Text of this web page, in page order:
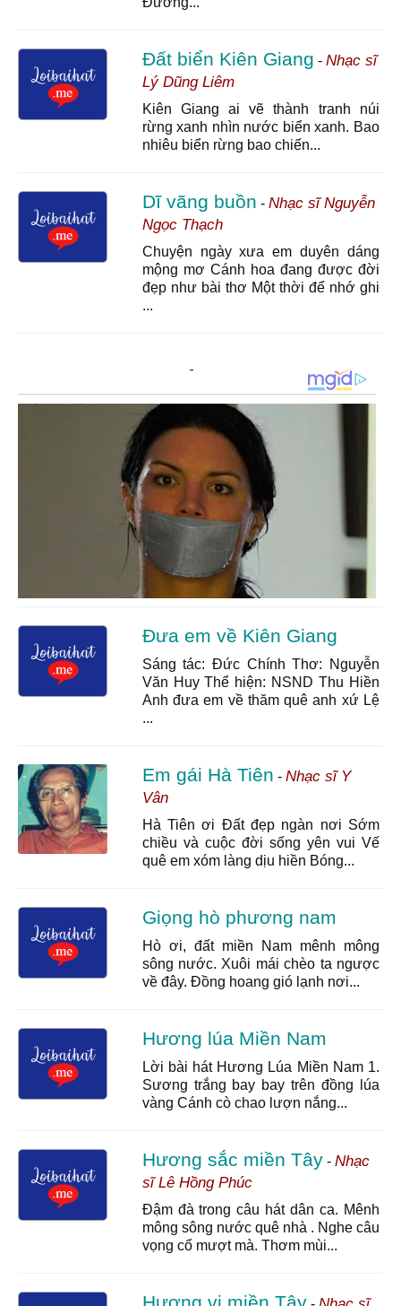
Đất biển Kiên Giang - Nhạc sĩ
Lý Dũng Liêm
Kiên Giang ai vẽ thành tranh núi
rừng xanh nhìn nước biển xanh. Bao
nhiêu biển rừng bao chiến...
Dĩ vãng buồn - Nhạc sĩ Nguyễn
Ngọc Thạch
Chuyện ngày xưa em duyên dáng
mộng mơ Cánh hoa đang được đời
đẹp như bài thơ Một thời để nhớ ghi
...
Đưa em về Kiên Giang
Sáng tác: Đức Chính Thơ: Nguyễn
Văn Huy Thể hiện: NSND Thu Hiền
Anh đưa em về thăm quê anh xứ Lệ
...
Em gái Hà Tiên - Nhạc sĩ Y
Vân
Hà Tiên ơi Đất đẹp ngàn nơi Sớm
chiều và cuộc đời sống yên vui Vế
quê em xóm làng dịu hiền Bóng...
Giọng hò phương nam
Hò ơi, đất miền Nam mênh mông
sông nước. Xuôi mái chèo ta ngược
về đây. Đồng hoang gió lạnh nơi...
Hương lúa Miền Nam
Lời bài hát Hương Lúa Miền Nam 1.
Sương trắng bay bay trên đồng lúa
vàng Cánh cò chao lượn nắng...
Hương sắc miền Tây- Nhạc
sĩ Lê Hồng Phúc
Đậm đà trong câu hát dân ca. Mênh
mông sông nước quê nhà . Nghe câu
vọng cổ mượt mà. Thơm mùi...
Hương vị miền Tây